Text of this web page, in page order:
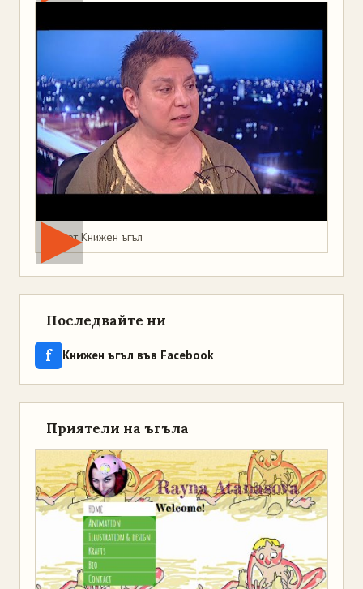
Мая от Книжен ъгъл
Последвайте ни
f Книжен ъгъл във Facebook
Приятели на ъгъла